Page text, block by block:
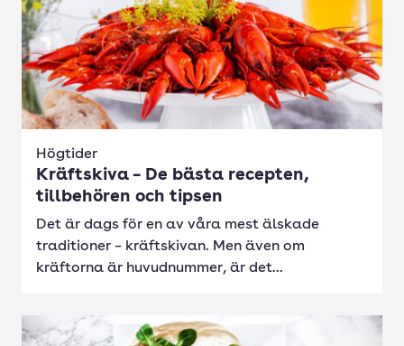
Högtider
Kräftskiva – De bästa recepten,
tillbehören och tipsen
Det är dags för en av våra mest älskade
traditioner – kräftskivan. Men även om
kräftorna är huvudnummer, är det...